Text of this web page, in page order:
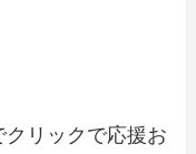
リックで応援お